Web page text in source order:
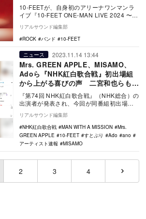
10-FEETが、自身初のアリーナワンマンラ
イブ『10-FEET ONE-MAN LIVE 2024 〜急
なワンマンごめんな祭〜…
リアルサウンド編集部
ROCK
バンド 10-FEET
ニュース 2023.11.14 13:44
Mrs. GREEN APPLE、MISAMO、
Adoら『NHK紅白歌合戦』初出場組
から上がる喜びの声 二宮和也らも祝
福
『第74回 NHK紅白歌合戦』（NHK総合）の
出演者が発表され、今回が同番組初出場と
なるアーティストらがそれぞれ自身のSNS
で喜…
リアルサウンド編集部
NHK紅白歌合戦
MAN WITH A MISSION
Mrs.
GREEN APPLE
10-FEET すとぷり Ado
ano
アーティスト速報
MISAMO
2 3 4